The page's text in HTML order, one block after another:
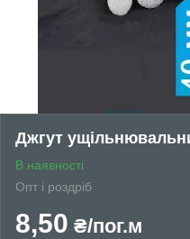
Джгут
В наявності
Опт і роздріб
8,50 ₴/пог.м